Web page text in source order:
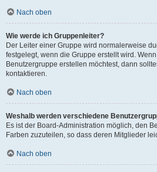
Nach oben
Wie werde ich Gruppenleiter?
Der Leiter einer Gruppe wird normalerweise
festgelegt, wenn die Gruppe erstellt wird.
Benutzergruppe erstellen möchtest, dann
kontaktieren.
Nach oben
Weshalb werden verschiedene
Es ist der Board-Administration möglich, den
Farben zuzuteilen, so dass deren Mitglieder
Nach oben